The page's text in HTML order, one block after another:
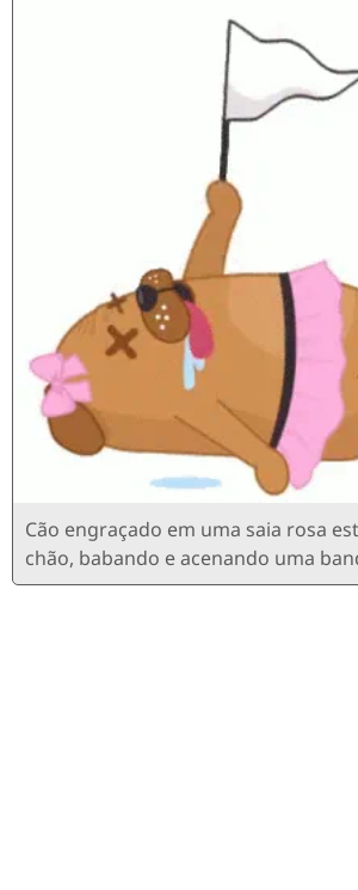
Cão engraçado em uma saia rosa
chão, babando e acenando uma